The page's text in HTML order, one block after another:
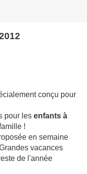
conçu pour
pour les enfants à
!
en semaine
vacances
de l'année